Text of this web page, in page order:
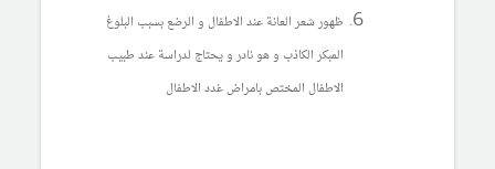
ظهور شعر العانة عند الاطفال و الرضع بسبب البلوغ
المبكر الكاذب و هو نادر و يحتاج لدراسة عند طبيب
الاطفال المختص بامراض غدد الاطفال